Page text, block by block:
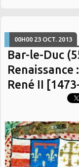
00H00 23 OCT. 2013
Bar-le-Duc
Renaissance
René II